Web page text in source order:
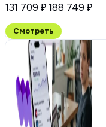
131 709 ₽188 749 ₽
Смотреть